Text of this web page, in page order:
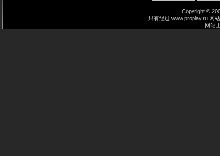
Copyright ©
只有经过 www.proplay.ru 网
网站